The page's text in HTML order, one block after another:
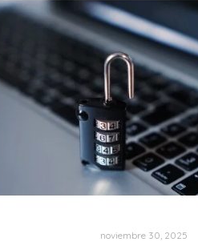
noviembre 30, 2025